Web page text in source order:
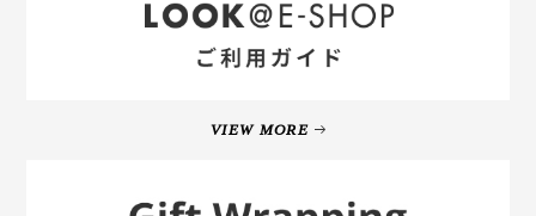
VIEW MORE